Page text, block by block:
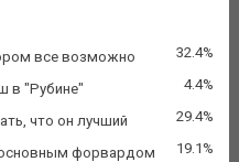
все возможно 32.4%
в "Рубине" 4.4%
что он лучший 29.4%
основным форвардом 19.1%